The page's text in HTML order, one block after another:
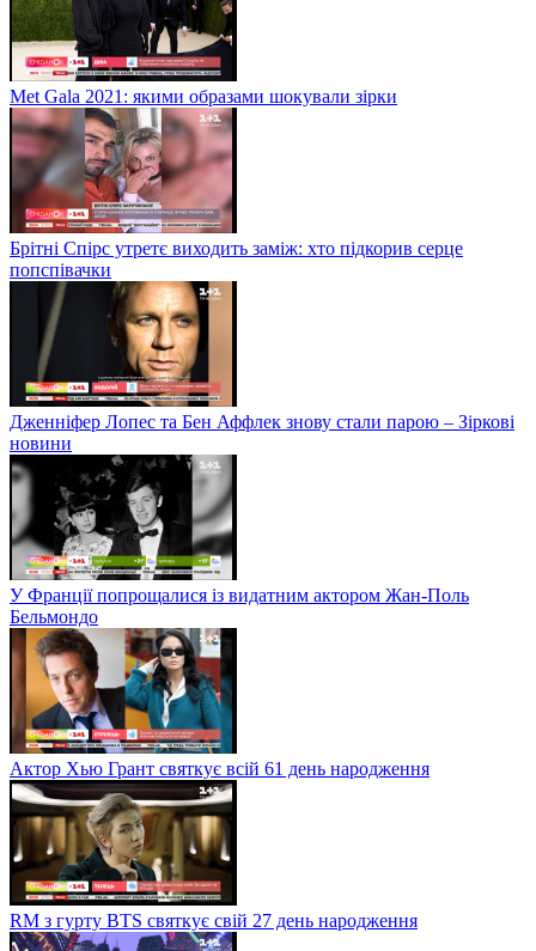
Met Gala 2021: якими образами шокували зірки
Брітні Спірс утретє виходить заміж: хто підкорив серце
попспівачки
Дженніфер Лопес та Бен Аффлек знову стали парою – Зіркові
новини
У Франції попрощалися із видатним актором Жан-Поль
Бельмондо
Актор Хью Грант святкує всій 61 день народження
RM з гурту BTS святкує свій 27 день народження